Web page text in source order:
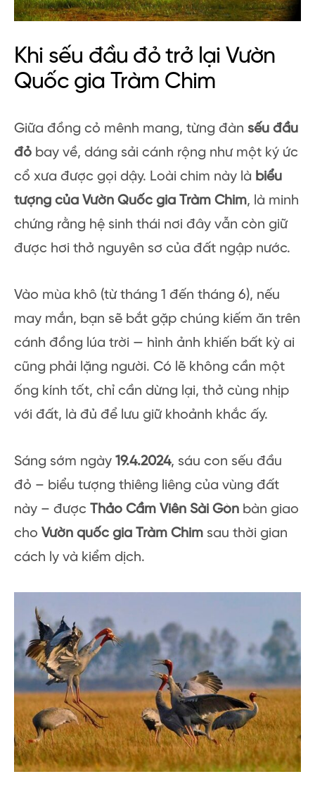
Khi sếu đầu đỏ trở lại Vườn
Quốc gia Tràm Chim
Giữa đồng cỏ mênh mang, từng đàn sếu đầu
đỏ bay về, dáng sải cánh rộng như một ký ức
cổ xưa được gọi dậy. Loài chim này là biểu
tượng của Vườn Quốc gia Tràm Chim, là minh
chứng rằng hệ sinh thái nơi đây vẫn còn giữ
được hơi thở nguyên sơ của đất ngập nước.
Vào mùa khô (từ tháng 1 đến tháng 6), nếu
may mắn, bạn sẽ bắt gặp chúng kiếm ăn trên
cánh đồng lúa trời — hình ảnh khiến bất kỳ ai
cũng phải lặng người. Có lẽ không cần một
ống kính tốt, chỉ cần dừng lại, thở cùng nhịp
với đất, là đủ để lưu giữ khoảnh khắc ấy.
Sáng sớm ngày 19.4.2024, sáu con sếu đầu
đỏ – biểu tượng thiêng liêng của vùng đất
này – được Thảo Cầm Viên Sài Gòn bàn giao
cho Vườn quốc gia Tràm Chim sau thời gian
cách ly và kiểm dịch.